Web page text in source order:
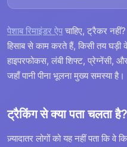
पेशाब रिमाइंडर ऐपचाहिए, ट्रैकर
हिसाब से काम करते हैं, किसी तय घड़ी
हाइपरफोकस, लंबी शिफ्ट, प्रेग्नेंसी,
जहाँ पानी पीना भूलना मुख्य समस्या है।
ट्रैकिंग से क्या पता चलता है?
ज़्यादातर लोगों को यह नहीं पता कि